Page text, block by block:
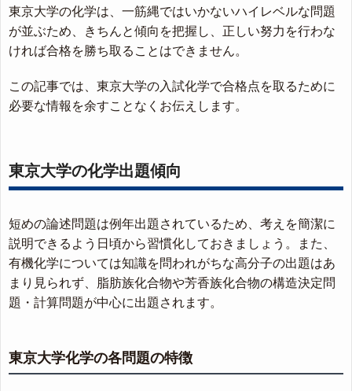
東京大学の化学は、一筋縄ではいかないハイレベルな問題
が並ぶため、きちんと傾向を把握し、正しい努力を行わな
ければ合格を勝ち取ることはできません。
この記事では、東京大学の入試化学で合格点を取るために
必要な情報を余すことなくお伝えします。
東京大学の化学出題傾向
短めの論述問題は例年出題されているため、考えを簡潔に
説明できるよう日頃から習慣化しておきましょう。また、
有機化学については知識を問われがちな高分子の出題はあ
まり見られず、脂肪族化合物や芳香族化合物の構造決定問
題・計算問題が中心に出題されます。
東京大学化学の各問題の特徴